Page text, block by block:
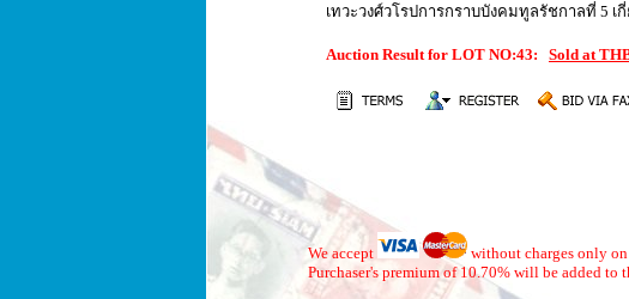
เทวะวงศ์วโรปการกราบบังคมทูลรัชกาลที่ 5
Auction Result for LOT NO:43: Sold at
We accept
without charges only on
Purchaser's premium of 10.70% will be added to